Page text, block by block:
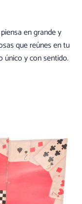
en grande y
que reúnes en tu
único y con sentido.